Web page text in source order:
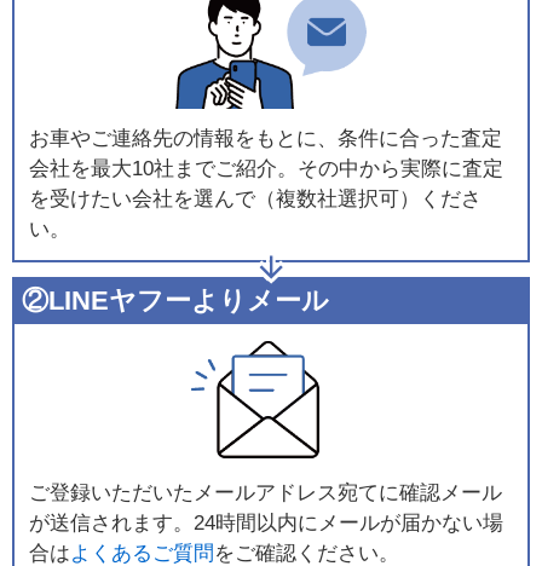
お車やご連絡先の情報をもとに、条件に合った査定
会社を最大10社までご紹介。その中から実際に査定
を受けたい会社を選んで（複数社選択可）くださ
い。
②LINEヤフーよりメール
ご登録いただいたメールアドレス宛てに確認メール
が送信されます。24時間以内にメールが届かない場
合はよくあるご質問 をご確認ください。